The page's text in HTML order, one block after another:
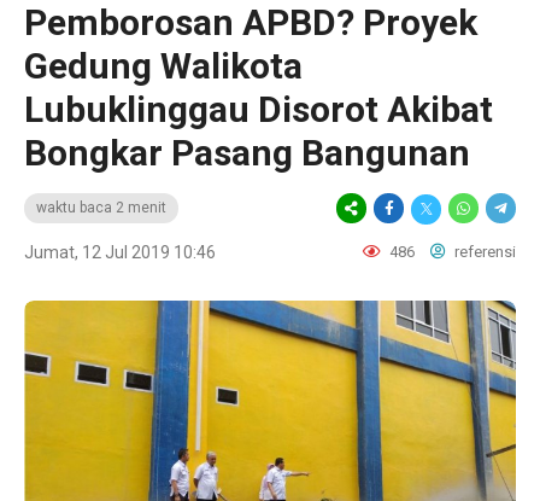
Pemborosan APBD? Proyek
Gedung Walikota
Lubuklinggau Disorot Akibat
Bongkar Pasang Bangunan
waktu baca 2 menit
Jumat, 12 Jul 2019 10:46 486 referensi